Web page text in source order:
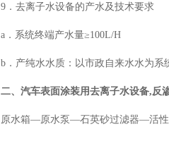
9．去离子水设备的产水及技术要求
a．系统终端产水量≥100L/H
b．产纯水水质：以市政自来水水为系
二、汽车表面涂装用去离子水设备, 反
原水箱—原水泵—石英砂过滤器—活